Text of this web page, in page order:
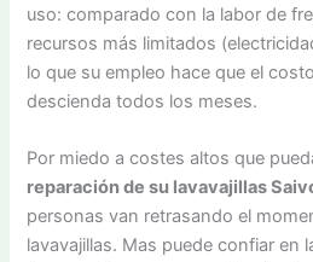
uso: comparado con la labor de
recursos más limitados
lo que su empleo hace que el
descienda todos los meses.
Por miedo a costes altos que
reparación de su lavavajillas
personas van retrasando el
lavavajillas. Mas puede confiar en